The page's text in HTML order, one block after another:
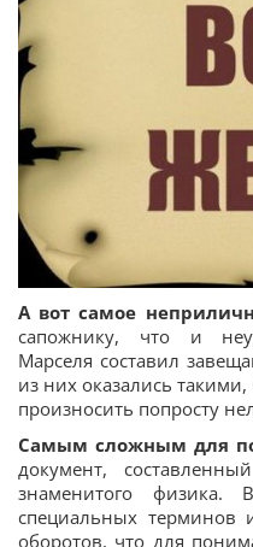
А вот самое
сапожнику, что и
Марселя составил
из них оказались
произносить попросту
Самым сложным для
документ,
знаменитого
специальных терминов
оборотов, что для